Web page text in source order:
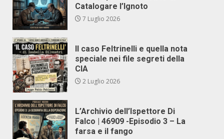
Catalogare l’Ignoto
7 Luglio 2026
Il caso Feltrinelli e quella nota
speciale nei file segreti della
CIA
2 Luglio 2026
L’Archivio dell’Ispettore Di
Falco | 46909 -Episodio 3 – La
farsa e il fango